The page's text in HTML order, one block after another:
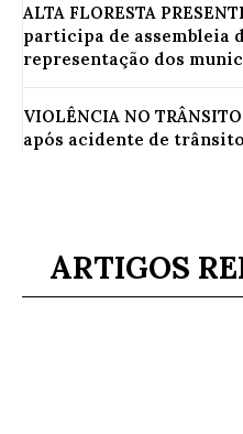
ALTA FLORESTA
participa de assembleia
representação dos
VIOLÊNCIA NO
após acidente de
ARTIGOS